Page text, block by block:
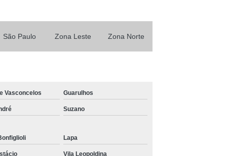
Caminhão Tipo Munck para Alugar
Caminhão Toco com Munck para Alugar
Locar Muncks
Munck para Locar
Muncks de Locações
São Paulo Zona Leste Zona Norte
Vasconcelos Guarulhos
Suzano
Lapa
Vila Leopoldina